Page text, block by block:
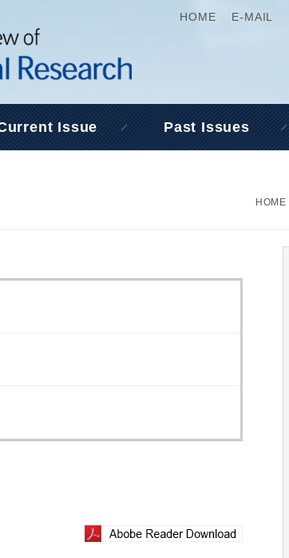
HOME E-MAIL
Issue Past Issues
HOME